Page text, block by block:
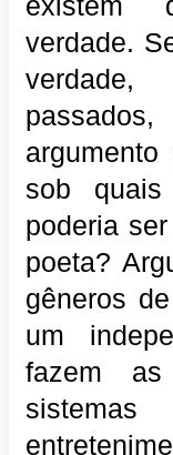
verdade.
sob
poderia
poeta?
gêneros
um
fazem